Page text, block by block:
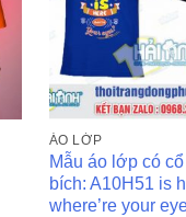
ÁO LỚP
Mẫu áo lớp có
bích: A10H51 is
where’re your